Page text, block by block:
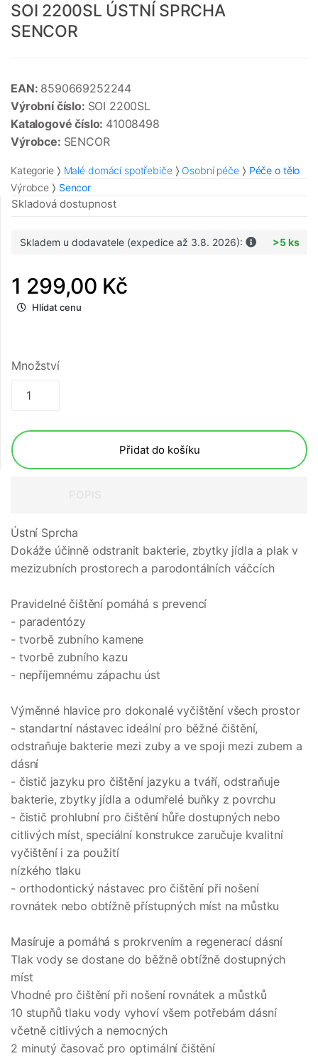
SOI 2200SL ÚSTNÍ SPRCHA
SENCOR
EAN: 8590669252244
Výrobní číslo: SOI 2200SL
Katalogové číslo: 41008498
Výrobce: SENCOR
Kategorie Malé domácí spotřebiče Osobní péče
Péče o tělo
Výrobce
Sencor
Skladová dostupnost
Skladem u dodavatele (expedice až 3.8. 2026): >5 ks
1 299,00 Kč
Hlídat cenu
Množství
Přidat do košíku
Ústní Sprcha
Dokáže účinně odstranit bakterie, zbytky jídla a plak v
mezizubních prostorech a parodontálních váčcích
Pravidelné čištění pomáhá s prevencí
- paradentózy
- tvorbě zubního kamene
- tvorbě zubního kazu
- nepříjemnému zápachu úst
Výměnné hlavice pro dokonalé vyčištění všech prostor
- standartní nástavec ideální pro běžné čištění,
odstraňuje bakterie mezi zuby a ve spoji mezi zubem a
dásní
- čistič jazyku pro čištění jazyku a tváří, odstraňuje
bakterie, zbytky jídla a odumřelé buňky z povrchu
- čistič prohlubní pro čištění hůře dostupných nebo
citlivých míst, speciální konstrukce zaručuje kvalitní
vyčištění i za použití
nízkého tlaku
- orthodontický nástavec pro čištění při nošení
rovnátek nebo obtížně přístupných míst na můstku
Masíruje a pomáhá s prokrvením a regenerací dásní
Tlak vody se dostane do běžně obtížně dostupných
míst
Vhodné pro čištění při nošení rovnátek a můstků
10 stupňů tlaku vody vyhoví všem potřebám dásní
včetně citlivých a nemocných
2 minutý časovač pro optimální čištění